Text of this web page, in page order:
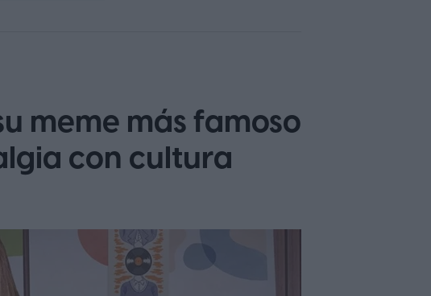
meme más famoso
con cultura